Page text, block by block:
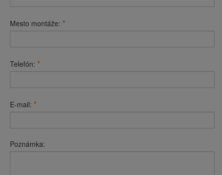
Mesto montáže: *
Telefón: *
E-mail: *
Poznámka: